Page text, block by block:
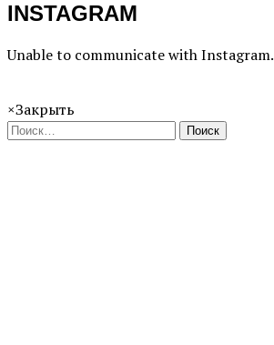
INSTAGRAM
Unable to communicate with Instagram.
×Закрыть
Поиск